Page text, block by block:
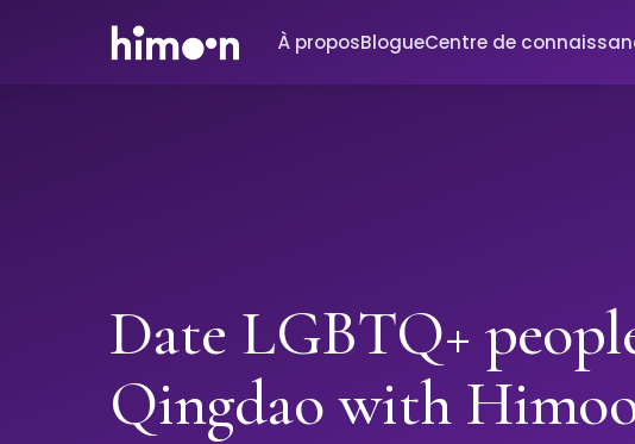
À proposBlogueCentre de
Date LGBTQ+
Qingdao with